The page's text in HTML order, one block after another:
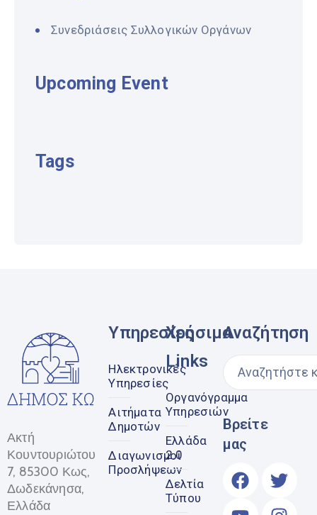
Συνεδριάσεις Συλλογικών Οργάνων
Upcoming Event
Tags
Ακτή
Κουντουριώτου
7, 85300 Κως,
Δωδεκάνησα,
Ελλάδα
Υπηρεσίες
Ηλεκτρονικές
Υπηρεσίες
Αιτήματα
Δημοτών
Διαγωνισμοί
Προσλήψεων
Χρήσιμα
Links
Οργανόγραμμα
Υπηρεσιών
Ελλάδα
2.0
Δελτία
Τύπου
Αναζήτηση
Βρείτε
μας